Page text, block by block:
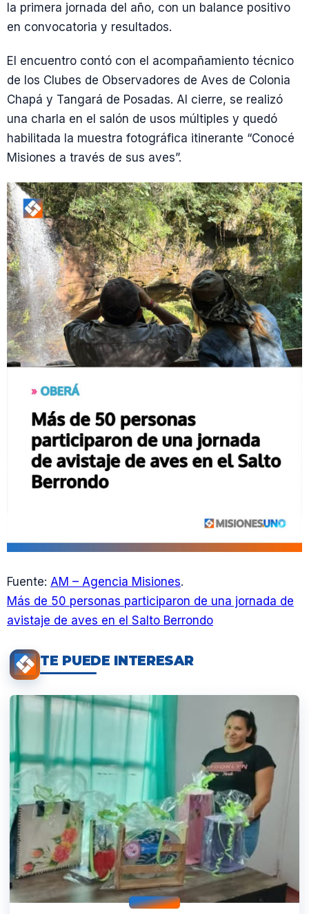
la primera jornada del año, con un balance positivo
en convocatoria y resultados.
El encuentro contó con el acompañamiento técnico
de los Clubes de Observadores de Aves de Colonia
Chapá y Tangará de Posadas. Al cierre, se realizó
una charla en el salón de usos múltiples y quedó
habilitada la muestra fotográfica itinerante “Conocé
Misiones a través de sus aves”.
Fuente: AM – Agencia Misiones.
Más de 50 personas participaron de una jornada de
avistaje de aves en el Salto Berrondo
TE PUEDE INTERESAR